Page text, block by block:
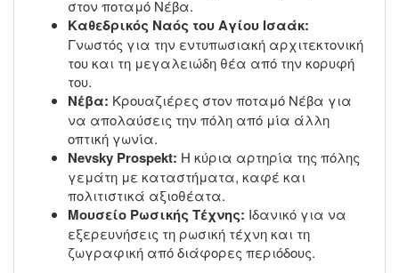
στον ποταμό Νέβα.
Καθεδρικός Ναός του Αγίου Ισαάκ:
Γνωστός για την εντυπωσιακή αρχιτεκτονική
του και τη μεγαλειώδη θέα από την κορυφή
του.
Νέβα: Κρουαζιέρες στον ποταμό Νέβα για
να απολαύσεις την πόλη από μία άλλη
οπτική γωνία.
Nevsky Prospekt: Η κύρια αρτηρία της πόλης
γεμάτη με καταστήματα, καφέ και
πολιτιστικά αξιοθέατα.
Μουσείο Ρωσικής Τέχνης: Ιδανικό για να
εξερευνήσεις τη ρωσική τέχνη και τη
ζωγραφική από διάφορες περιόδους.